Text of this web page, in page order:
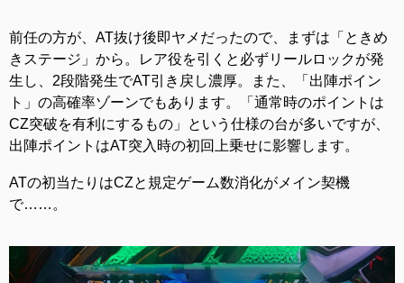
前任の方が、AT抜け後即ヤメだったので、まずは「ときめ
きステージ」から。レア役を引くと必ずリールロックが発
生し、2段階発生でAT引き戻し濃厚。また、「出陣ポイン
ト」の高確率ゾーンでもあります。「通常時のポイントは
CZ突破を有利にするもの」という仕様の台が多いですが、
出陣ポイントはAT突入時の初回上乗せに影響します。
ATの初当たりはCZと規定ゲーム数消化がメイン契機
で……。